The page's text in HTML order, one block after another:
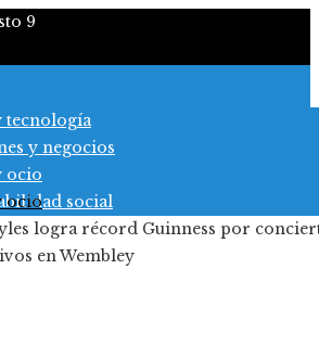
9
tecnología
y negocios
ocio
social
ocio
logra récord Guinness por
en Wembley